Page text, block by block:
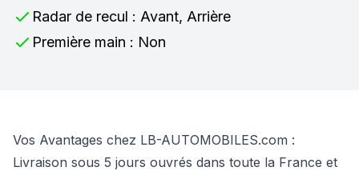
Radar de recul : Avant, Arrière
Première main : Non
Vos Avantages chez LB-AUTOMOBILES.com :
Livraison sous 5 jours ouvrés dans toute la France et